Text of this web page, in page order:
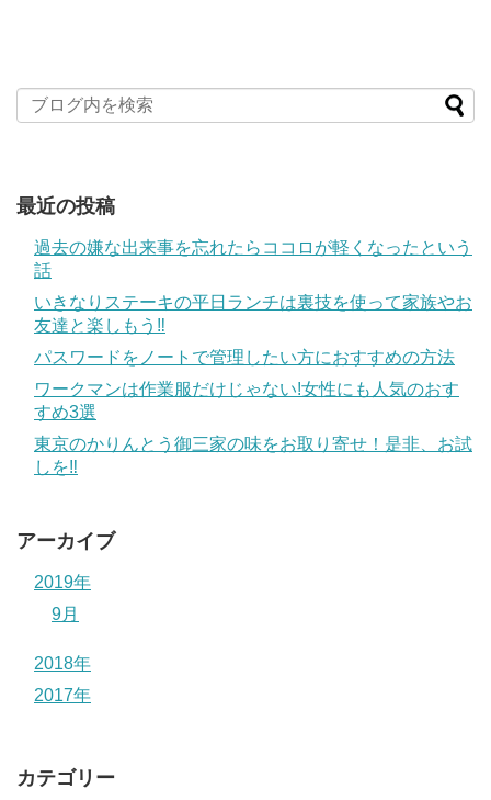
最近の投稿
過去の嫌な出来事を忘れたらココロが軽くなったという
話
いきなりステーキの平日ランチは裏技を使って家族やお
友達と楽しもう‼
パスワードをノートで管理したい方におすすめの方法
ワークマンは作業服だけじゃない!女性にも人気のおす
すめ3選
東京のかりんとう御三家の味をお取り寄せ！是非、お試
しを‼
アーカイブ
2019年
9月
2018年
2017年
カテゴリー